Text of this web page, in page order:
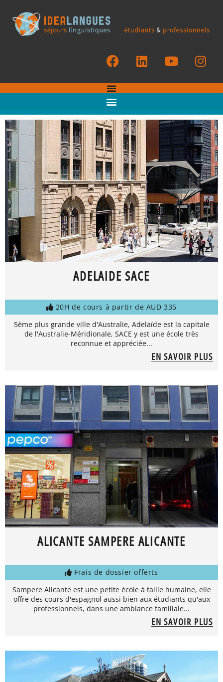
ADELAIDE SACE
20H de cours à partir de AUD 335
5ème plus grande ville d'Australie, Adelaïde est la capitale
de l'Australie-Méridionale, SACE y est une école très
reconnue et appréciée...
EN SAVOIR PLUS
ALICANTE SAMPERE ALICANTE
Frais de dossier offerts
Sampere Alicante est une petite école à taille humaine, elle
offre des cours d'espagnol aussi bien aux étudiants qu'aux
professionnels, dans une ambiance familiale...
EN SAVOIR PLUS